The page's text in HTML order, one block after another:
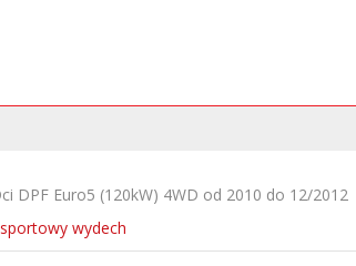
DPF Euro5 (120kW) 4WD od 2010 do 12/2012
wydech